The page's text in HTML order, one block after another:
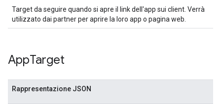
Target da seguire quando si apre il link dell'app sui client. Verrà
utilizzato dai partner per aprire la loro app o pagina web.
AppTarget
Rappresentazione JSON